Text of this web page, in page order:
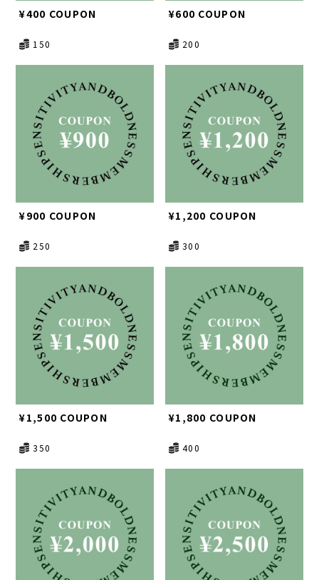
¥400 COUPON
150
¥600 COUPON
200
¥900 COUPON
250
¥1,200 COUPON
300
¥1,500 COUPON
350
¥1,800 COUPON
400